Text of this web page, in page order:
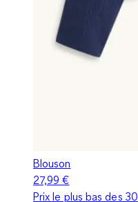
Blouson
27,99 €
Prix le plus bas des 30